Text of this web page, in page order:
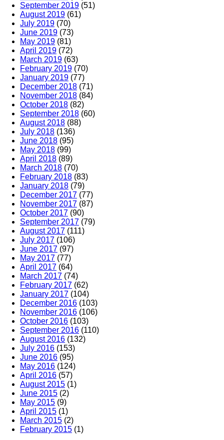
September 2019 (51)
August 2019 (61)
July 2019 (70)
June 2019 (73)
May 2019 (81)
April 2019 (72)
March 2019 (63)
February 2019 (70)
January 2019 (77)
December 2018 (71)
November 2018 (84)
October 2018 (82)
September 2018 (60)
August 2018 (88)
July 2018 (136)
June 2018 (95)
May 2018 (99)
April 2018 (89)
March 2018 (70)
February 2018 (83)
January 2018 (79)
December 2017 (77)
November 2017 (87)
October 2017 (90)
September 2017 (79)
August 2017 (111)
July 2017 (106)
June 2017 (97)
May 2017 (77)
April 2017 (64)
March 2017 (74)
February 2017 (62)
January 2017 (104)
December 2016 (103)
November 2016 (106)
October 2016 (103)
September 2016 (110)
August 2016 (132)
July 2016 (153)
June 2016 (95)
May 2016 (124)
April 2016 (57)
August 2015 (1)
June 2015 (2)
May 2015 (9)
April 2015 (1)
March 2015 (2)
February 2015 (1)